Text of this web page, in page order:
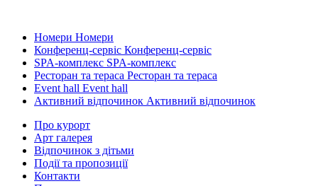
Номери Номери
Конференц-сервіс Конференц-сервіс
SPA-комплекс SPA-комплекс
Ресторан та тераса Ресторан та тераса
Event hall Event hall
Активний відпочинок Активний відпочинок
Про курорт
Арт галерея
Відпочинок з дітьми
Події та пропозиції
Контакти